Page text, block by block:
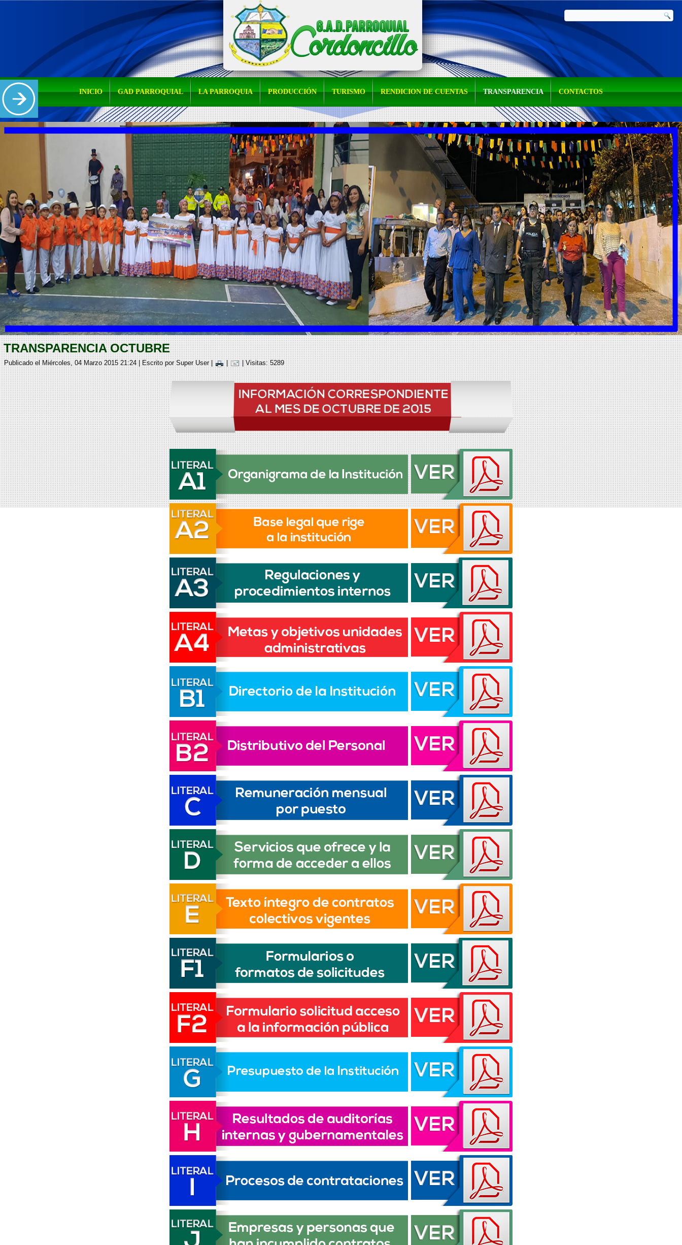
INICIO GAD PARROQUIAL LA PARROQUIA PRODUCCIÓN TURISMO RENDICION DE CUENTAS TRANSPARENCIA CONTACTOS
TRANSPARENCIA OCTUBRE
Publicado el Miércoles, 04 Marzo 2015 21:24 Escrito por Super User| | | Visitas: 5289